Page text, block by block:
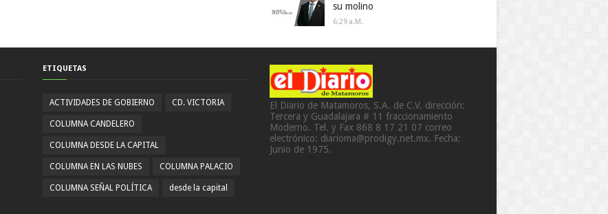
su molino
6:29 A.m.
ETIQUETAS
ACTIVIDADES DE GOBIERNO CD. VICTORIA
COLUMNA CANDELERO
COLUMNA DESDE LA CAPITAL
COLUMNA EN LAS NUBES COLUMNA PALACIO
COLUMNA SEÑAL POLÍTICA desde la capital
El Diario de Matamoros, S.A. de C.V. dirección:
Tercera y Guadalajara # 11 fraccionamiento
Moderno. Tel. y Fax 868 8 17 21 07 correo
electrónico: diarioma@prodigy.net.mx. Fecha:
Junio de 1975.